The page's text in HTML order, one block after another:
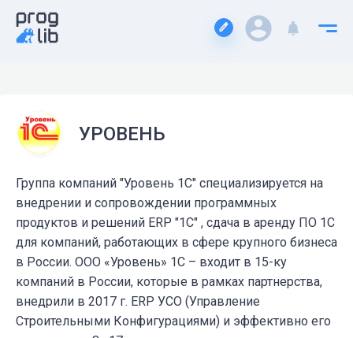
УРОВЕНЬ
Группа компаний "Уровень 1С" специализируется на
внедрении и сопровождении программных
продуктов и решений ERP "1С" , сдача в аренду ПО 1С
для компаний, работающих в сфере крупного бизнеса
в России. ООО «Уровень» 1С – входит в 15-ку
компаний в России, которые в рамках партнерства,
внедрили в 2017 г. ERP УСО (Управление
Строительными Конфигурациями) и эффективно его